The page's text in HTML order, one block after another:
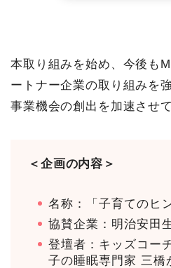
本取り組みを始め、今後も
ートナー企業の取り組みを
事業機会の創出を加速させ
＜企画の内容＞
名称：「子育てのヒ
協賛企業：明治安田
登壇者：キッズコー
子の睡眠専門家 三橋